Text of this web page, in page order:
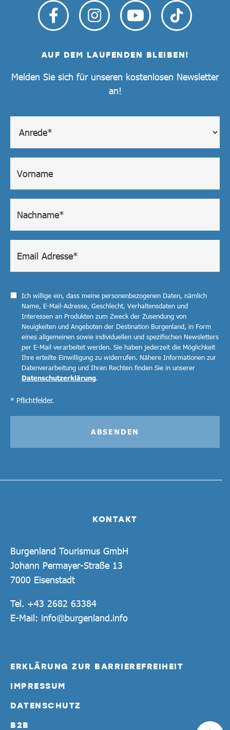
KONTAKT
Burgenland Tourismus GmbH
Johann Permayer-Straße 13
7000 Eisenstadt
Tel. +43 2682 63384
E-Mail: info@burgenland.info
ERKLÄRUNG ZUR BARRIEREFREIHEIT
IMPRESSUM
DATENSCHUTZ
B2B
AUF DEM LAUFENDEN BLEIBEN!
Melden Sie sich für unseren kostenlosen Newsletter
an!
Ich willige ein, dass meine personenbezogenen Daten, nämlich
Name, E-Mail-Adresse, Geschlecht, Verhaltensdaten und
Interessen an Produkten zum Zweck der Zusendung von
Neuigkeiten und Angeboten der Destination Burgenland, in Form
eines allgemeinen sowie individuellen und spezifischen Newsletters
per E-Mail verarbeitet werden. Sie haben jederzeit die Möglichkeit
Ihre erteilte Einwilligung zu widerrufen. Nähere Informationen zur
Datenverarbeitung und Ihren Rechten finden Sie in unserer
Datenschutzerklärung.
* Pflichtfelder.
ABSENDEN